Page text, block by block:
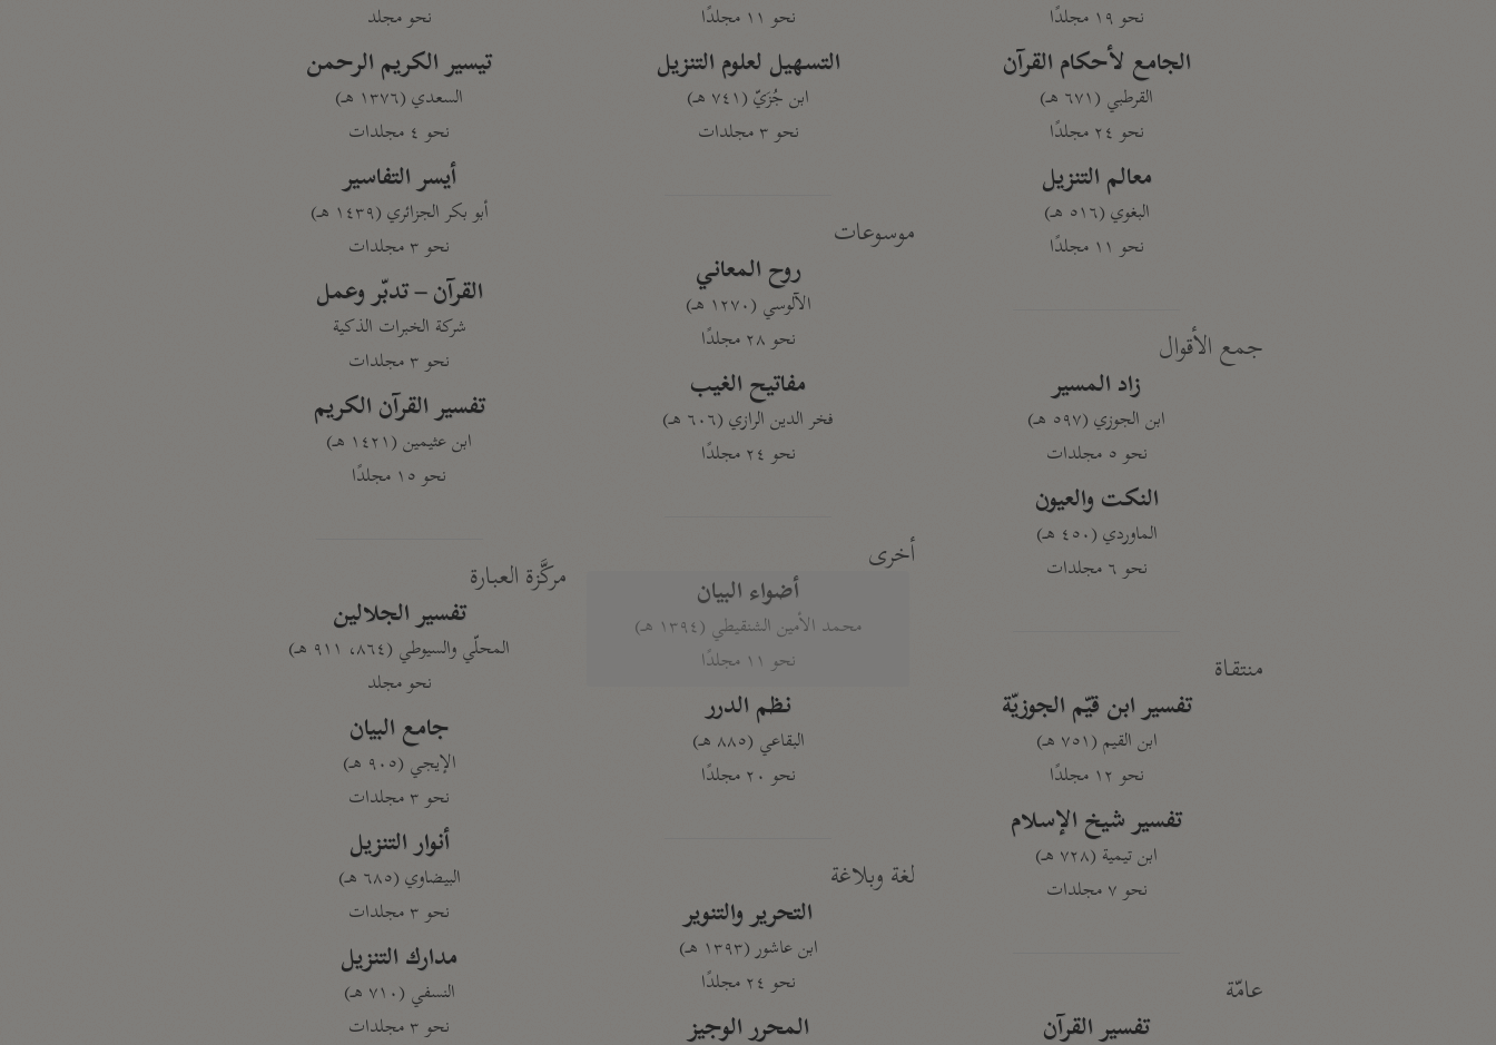
نحو ١٩ مجلدًا
الجامع لأحكام القرآن
القرطبي (٦٧١ هـ)
نحو ٢٤ مجلدًا
معالم التنزيل
البغوي (٥١٦ هـ)
نحو ١١ مجلدًا
جمع الأقوال
زاد المسير
ابن الجوزي (٥٩٧ هـ)
نحو ٥ مجلدات
النكت والعيون
الماوردي (٤٥٠ هـ)
نحو ٦ مجلدات
منتقاة
تفسير ابن قيّم الجوزيّة
ابن القيم (٧٥١ هـ)
نحو ١٢ مجلدًا
تفسير شيخ الإسلام
ابن تيمية (٧٢٨ هـ)
نحو ٧ مجلدات
عامّة
تفسير القرآن
نحو ١١ مجلدًا
التسهيل لعلوم التنزيل
ابن جُزَيّ (٧٤١ هـ)
نحو ٣ مجلدات
موسوعات
روح المعاني
الآلوسي (١٢٧٠ هـ)
نحو ٢٨ مجلدًا
مفاتيح الغيب
فخر الدين الرازي (٦٠٦ هـ)
نحو ٢٤ مجلدًا
أخرى
أضواء البيان
محمد الأمين الشنقيطي (١٣٩٤ هـ)
نحو ١١ مجلدًا
نظم الدرر
البقاعي (٨٨٥ هـ)
نحو ٢٠ مجلدًا
لغة وبلاغة
التحرير والتنوير
ابن عاشور (١٣٩٣ هـ)
نحو ٢٤ مجلدًا
المحرر الوجيز
نحو مجلد
تيسير الكريم الرحمن
السعدي (١٣٧٦ هـ)
نحو ٤ مجلدات
أيسر التفاسير
أبو بكر الجزائري (١٤٣٩ هـ)
نحو ٣ مجلدات
القرآن – تدبّر وعمل
شركة الخبرات الذكية
نحو ٣ مجلدات
تفسير القرآن الكريم
ابن عثيمين (١٤٢١ هـ)
نحو ١٥ مجلدًا
مركَّزة العبارة
تفسير الجلالين
المحلّي والسيوطي (٨٦٤، ٩١١ هـ)
نحو مجلد
جامع البيان
الإيجي (٩٠٥ هـ)
نحو ٣ مجلدات
أنوار التنزيل
البيضاوي (٦٨٥ هـ)
نحو ٣ مجلدات
مدارك التنزيل
النسفي (٧١٠ هـ)
نحو ٣ مجلدات